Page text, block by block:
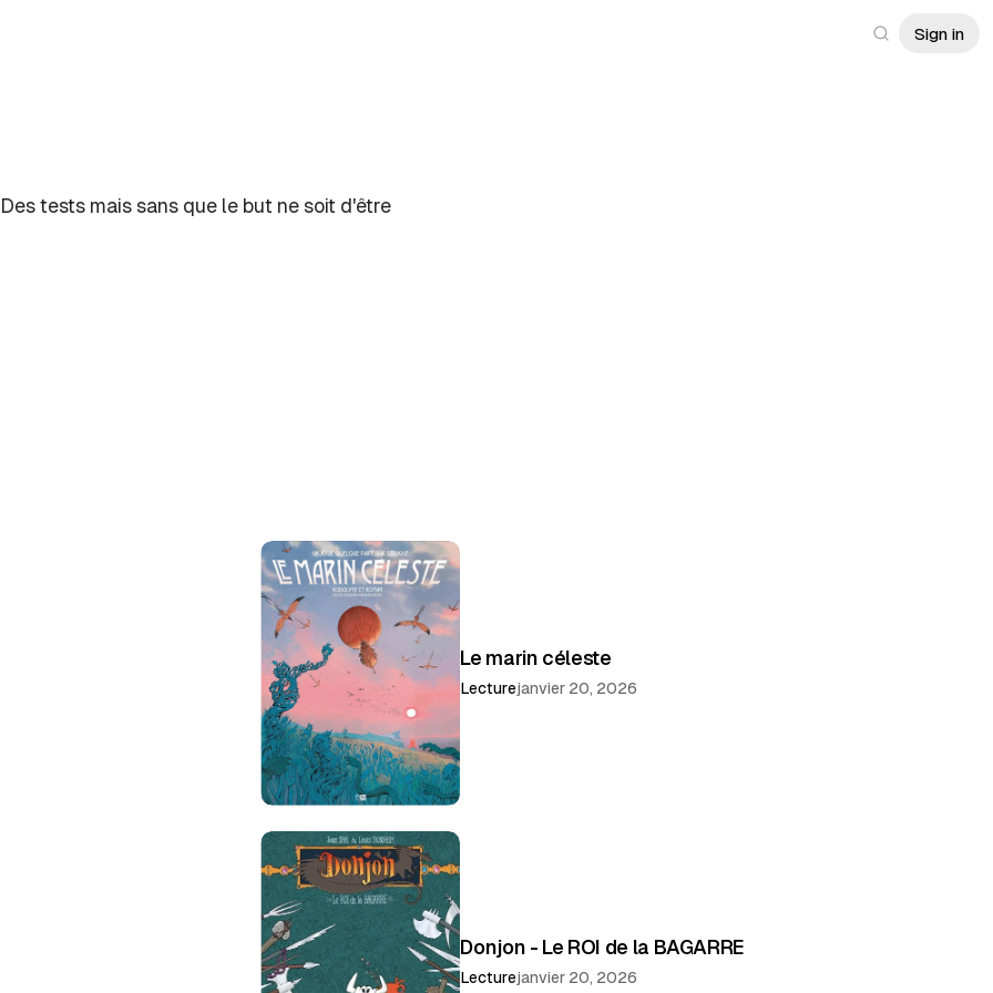
Sign in
tests mais sans que le but ne soit d'être
Le marin céleste
Lecturejanvier 20, 2026
Donjon - Le ROI de la BAGARRE
Lecturejanvier 20, 2026